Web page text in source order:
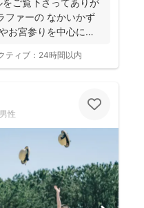
ファーの なかいかず
お宮参りを中心に家
ティブ： 24時間以内
男性